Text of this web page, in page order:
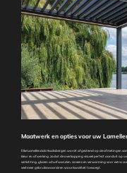
Maatwerk en opties voor uw
Elke Lamellendak Haaksbergen wordt afgestemd op de afmetingen
kleur en afwerking, zodat de overkapping visueel perfect aansluit op
verlichting, glazen schuifwanden, screens en verwarming voor extra
veel meer gebruikswaarde en woonkwaliteit toevoegt.